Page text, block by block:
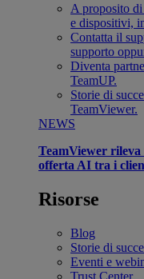
A proposito
e dispositivi,
Contatta il
supporto
Diventa
TeamUP.
Storie di
TeamViewer.
NEWS
TeamViewer
offerta AI tra i
Risorse
Blog
Storie di
Eventi e
Trust Center